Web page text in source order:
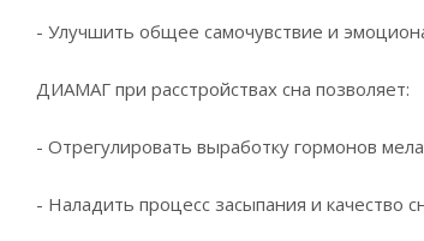
- Улучшить общее самочувствие и
ДИАМАГ при расстройствах сна позволяет:
- Отрегулировать выработку гормонов
- Наладить процесс засыпания и качество